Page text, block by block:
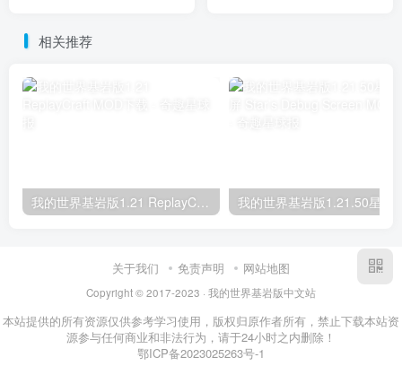
相关推荐
关于我们 免责声明 网站地图
Copyright © 2017-2023 · 我的世界基岩版中文站
本站提供的所有资源仅供参考学习使用，版权归原作者所有，禁止下载本站资
源参与任何商业和非法行为，请于24小时之内删除！
鄂ICP备2023025263号-1